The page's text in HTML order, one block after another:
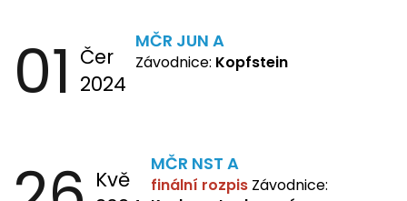
01 Čer
2024
MČR JUN A
Závodnice: Kopfstein
Kvě
MČR NST A
finální rozpis Závodnice: